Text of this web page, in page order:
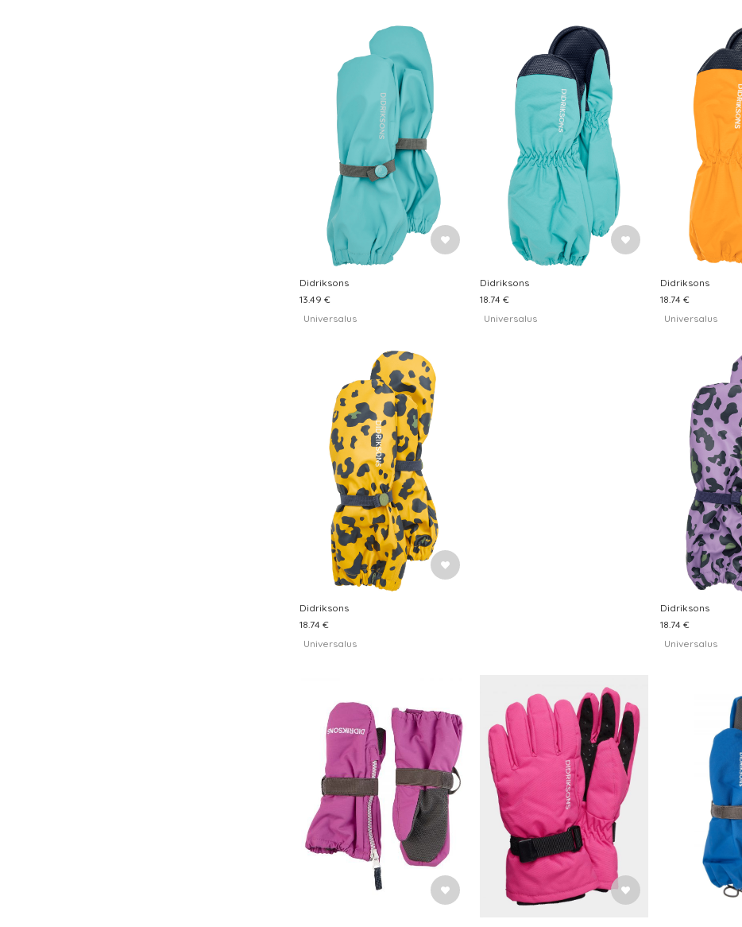
Didriksons
13.49 €
Universalus
Didriksons
18.74 €
Universalus
Didriksons
18.74 €
Universalus
Didriksons
18.74 €
Universalus
Didriksons
18.74 €
Universalus